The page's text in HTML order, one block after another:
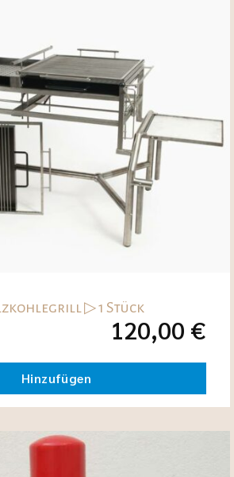
▷ 1 Stück
120,00 €
Hinzufügen